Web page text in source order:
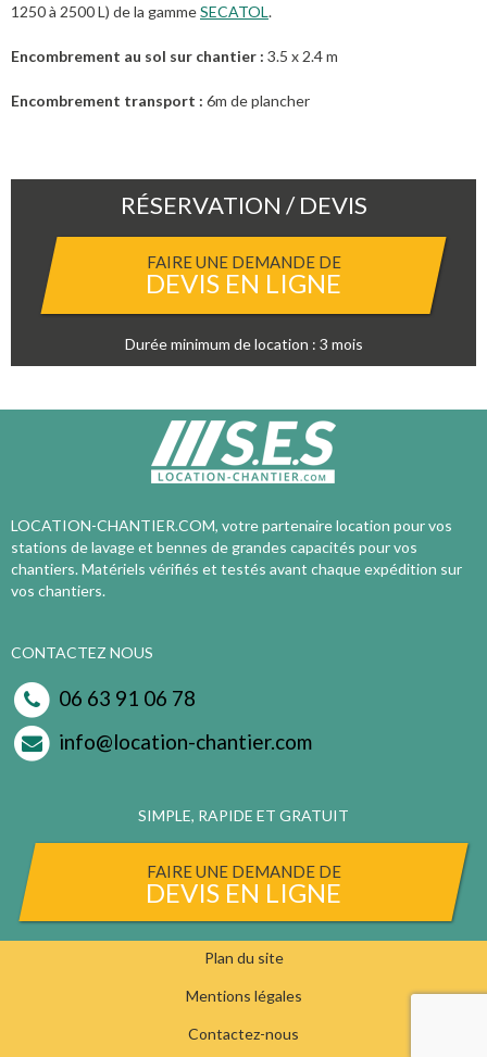
1250 à 2500 L) de la gammeSECATOL.
Encombrement au sol sur chantier : 3.5 x 2.4 m
Encombrement transport : 6m de plancher
RÉSERVATION / DEVIS
FAIRE UNE DEMANDE DE
DEVIS EN LIGNE
Durée minimum de location : 3 mois
LOCATION-CHANTIER.COM, votre partenaire location pour vos
stations de lavage et bennes de grandes capacités pour vos
chantiers. Matériels vérifiés et testés avant chaque expédition sur
vos chantiers.
CONTACTEZ NOUS
06 63 91 06 78
info@location-chantier.com
SIMPLE, RAPIDE ET GRATUIT
FAIRE UNE DEMANDE DE
DEVIS EN LIGNE
Plan du site
Mentions légales
Contactez-nous